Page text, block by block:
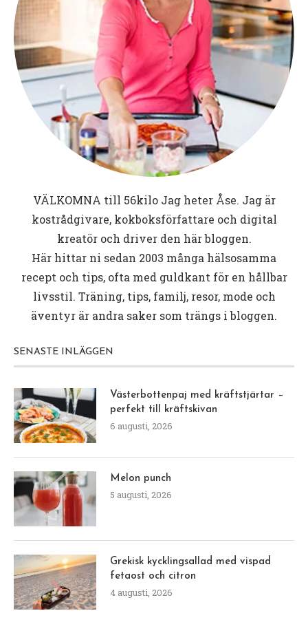
VÄLKOMNA till 56kiloJag heter Åse. Jag är
kostrådgivare, kokboksförfattare och digital
kreatör och driver den här bloggen.
Här hittar ni sedan 2003 många hälsosamma
recept och tips, ofta med guldkant för en hållbar
livsstil. Träning, tips, familj, resor, mode och
äventyr är andra saker som trängs i bloggen.
SENASTE INLÄGGEN
Västerbottenpaj med kräftstjärtar –
perfekt till kräftskivan
6 augusti, 2026
Melon punch
5 augusti, 2026
Grekisk kycklingsallad med vispad
fetaost och citron
4 augusti, 2026